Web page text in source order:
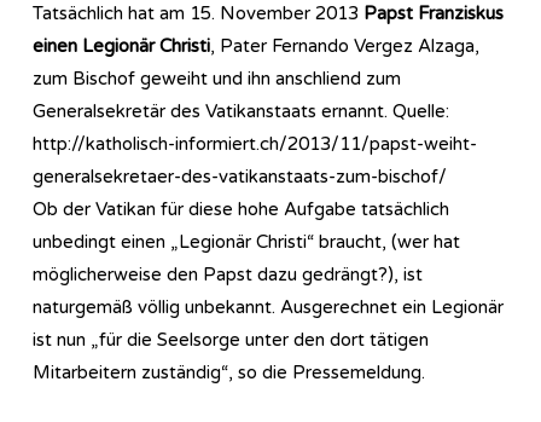
Tatsächlich hat am 15. November 2013 Papst Franziskus
einen Legionär Christi, Pater Fernando Vergez Alzaga,
zum Bischof geweiht und ihn anschliend zum
Generalsekretär des Vatikanstaats ernannt. Quelle:
http://katholisch-informiert.ch/2013/11/papst-weiht-
generalsekretaer-des-vatikanstaats-zum-bischof/
Ob der Vatikan für diese hohe Aufgabe tatsächlich
unbedingt einen „Legionär Christi“ braucht, (wer hat
möglicherweise den Papst dazu gedrängt?), ist
naturgemäß völlig unbekannt. Ausgerechnet ein Legionär
ist nun „für die Seelsorge unter den dort tätigen
Mitarbeitern zuständig“, so die Pressemeldung.